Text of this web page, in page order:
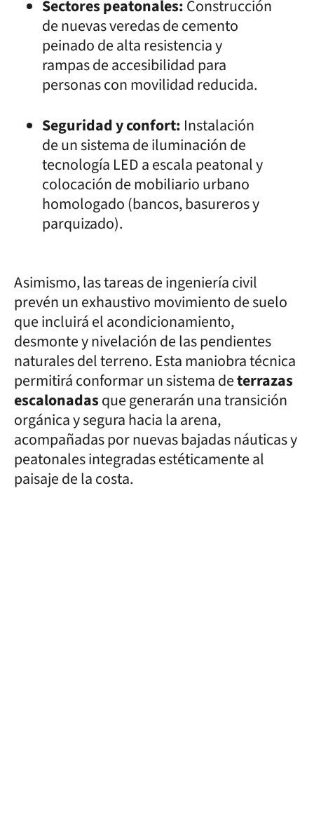
Sectores peatonales:Construcción
de nuevas veredas de cemento
peinado de alta resistencia y
rampas de accesibilidad para
personas con movilidad reducida.
Seguridad y confort: Instalación
de un sistema de iluminación de
tecnología LED a escala peatonal y
colocación de mobiliario urbano
homologado (bancos, basureros y
parquizado).
Asimismo, las tareas de ingeniería civil
prevén un exhaustivo movimiento de suelo
que incluirá el acondicionamiento,
desmonte y nivelación de las pendientes
naturales del terreno. Esta maniobra técnica
permitirá conformar un sistema deterrazas
escalonadasque generarán una transición
orgánica y segura hacia la arena,
acompañadas por nuevas bajadas náuticas y
peatonales integradas estéticamente al
paisaje de la costa.